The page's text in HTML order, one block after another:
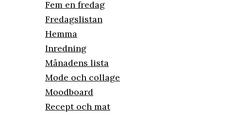
Fem en fredag
Fredagslistan
Hemma
Inredning
Månadens lista
Mode och collage
Moodboard
Recept och mat